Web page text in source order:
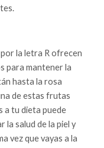
la letra R ofrecen
para mantener la
hasta la rosa
de estas frutas
a tu dieta puede
la salud de la piel y
vez que vayas a la